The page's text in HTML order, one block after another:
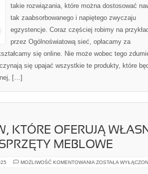
takie rozwiązania, które można dostosować
tak zaabsorbowanego i napiętego zwyczaju
egzystencje. Coraz częściej robimy na
przez Ogólnoświatową sieć, opłacamy za
się online. Nie może wobec tego
się upajać wszystkie te produkty, które
[…]
KTÓRE OFERUJĄ
MEBLOWE
MOŻLIWOŚĆ KOMENTOWANIA DUŻO
ZOSTAŁA